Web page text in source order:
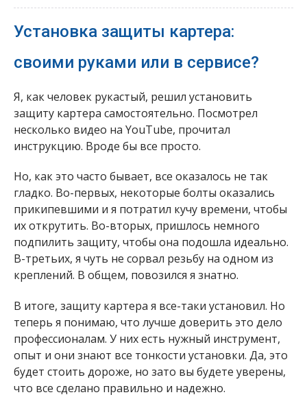
Установка защиты картера:
своими руками или в сервисе?
Я, как человек рукастый, решил установить
защиту картера самостоятельно. Посмотрел
несколько видео на YouTube, прочитал
инструкцию. Вроде бы все просто.
Но, как это часто бывает, все оказалось не так
гладко. Во-первых, некоторые болты оказались
прикипевшими и я потратил кучу времени, чтобы
их открутить. Во-вторых, пришлось немного
подпилить защиту, чтобы она подошла идеально.
В-третьих, я чуть не сорвал резьбу на одном из
креплений. В общем, повозился я знатно.
В итоге, защиту картера я все-таки установил. Но
теперь я понимаю, что лучше доверить это дело
профессионалам. У них есть нужный инструмент,
опыт и они знают все тонкости установки. Да, это
будет стоить дороже, но зато вы будете уверены,
что все сделано правильно и надежно.